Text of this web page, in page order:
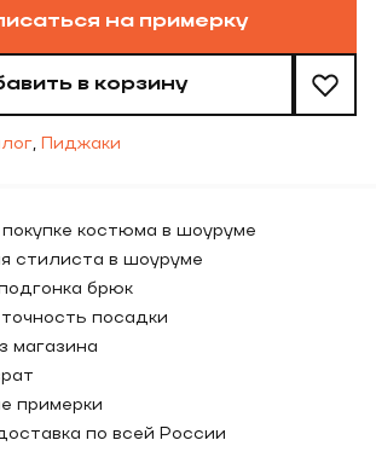
на примерку
в корзину
, Пиджаки
костюма в шоуруме
стилиста в шоуруме
брюк
посадки
магазина
примерки
по всей России